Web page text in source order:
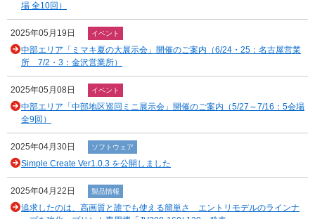
場 全10回）
2025年05月19日 イベント
中部エリア「ミマキ夏の大展示会」開催のご案内（6/24・25：名古屋営業
所 7/2・3：金沢営業所）
2025年05月08日 イベント
中部エリア「中部地区巡回ミニ展示会」開催のご案内（5/27～7/16：5会場
全9回）
2025年04月30日 ソフトウェア
Simple Create Ver1.0.3 を公開しました
2025年04月22日 製品情報
追求したのは、高画質と誰でも使える簡単さ エントリモデルのラインナ